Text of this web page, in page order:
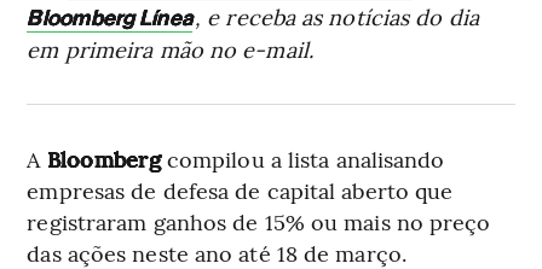
Bloomberg Línea, e receba as notícias do dia
em primeira mão no e-mail.
A Bloombergcompilou a lista analisando
empresas de defesa de capital aberto que
registraram ganhos de 15% ou mais no preço
das ações neste ano até 18 de março.